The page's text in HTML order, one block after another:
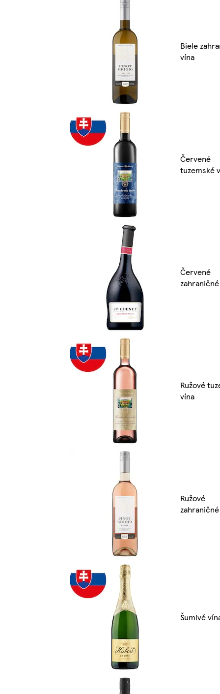
Biele
vína
Červené
tuzemské
Červené
Ružové
vína
Ružové
Šumivé